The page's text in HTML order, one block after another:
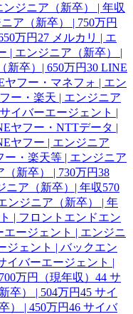
ンジニア（新卒） | 年収
ア（新卒） | 750万円
万円 27 メルカリ | エ
| エンジニア（新卒） |
新卒）| 650万円30 LINE
ヤフー・マネフォ | エン
ー・楽天 | エンジニア
イバーエージェント |
ヤフー・NTTデータ |
ヤフー | エンジニア
ー・楽天等 | エンジニア
新卒） | 730万円38
ニア（新卒）| 年収570
ンジニア（新卒） | 年
| フロントエンドエン
エージェント | エンジニ
ジェント | バックエン
イバーエージェント |
万円（現年収） 44 サ
卒） | 504万円45 サイ
） | 450万円46 サイバ